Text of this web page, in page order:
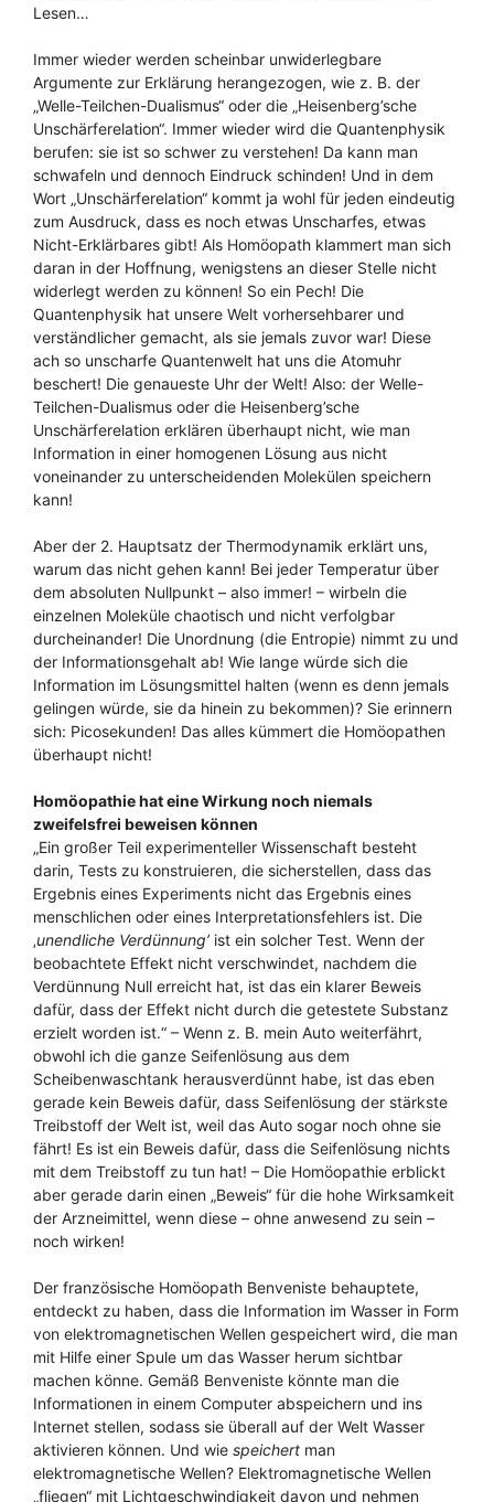
Lesen…
Immer wieder werden scheinbar unwiderlegbare
Argumente zur Erklärung herangezogen, wie z. B. der
„Welle-Teilchen-Dualismus“ oder die „Heisenberg’sche
Unschärferelation“. Immer wieder wird die Quantenphysik
berufen: sie ist so schwer zu verstehen! Da kann man
schwafeln und dennoch Eindruck schinden! Und in dem
Wort „Unschärferelation“ kommt ja wohl für jeden eindeutig
zum Ausdruck, dass es noch etwas Unscharfes, etwas
Nicht-Erklärbares gibt! Als Homöopath klammert man sich
daran in der Hoffnung, wenigstens an dieser Stelle nicht
widerlegt werden zu können! So ein Pech! Die
Quantenphysik hat unsere Welt vorhersehbarer und
verständlicher gemacht, als sie jemals zuvor war! Diese
ach so unscharfe Quantenwelt hat uns die Atomuhr
beschert! Die genaueste Uhr der Welt! Also: der Welle-
Teilchen-Dualismus oder die Heisenberg’sche
Unschärferelation erklären überhaupt nicht, wie man
Information in einer homogenen Lösung aus nicht
voneinander zu unterscheidenden Molekülen speichern
kann!
Aber der 2. Hauptsatz der Thermodynamik erklärt uns,
warum das nicht gehen kann! Bei jeder Temperatur über
dem absoluten Nullpunkt – also immer! – wirbeln die
einzelnen Moleküle chaotisch und nicht verfolgbar
durcheinander! Die Unordnung (die Entropie) nimmt zu und
der Informationsgehalt ab! Wie lange würde sich die
Information im Lösungsmittel halten (wenn es denn jemals
gelingen würde, sie da hinein zu bekommen)? Sie erinnern
sich: Picosekunden! Das alles kümmert die Homöopathen
überhaupt nicht!
Homöopathie hat eine Wirkung noch niemals
zweifelsfrei beweisen können
„Ein großer Teil experimenteller Wissenschaft besteht
darin, Tests zu konstruieren, die sicherstellen, dass das
Ergebnis eines Experiments nicht das Ergebnis eines
menschlichen oder eines Interpretationsfehlers ist. Die
‚unendliche Verdünnung’ ist ein solcher Test. Wenn der
beobachtete Effekt nicht verschwindet, nachdem die
Verdünnung Null erreicht hat, ist das ein klarer Beweis
dafür, dass der Effekt nicht durch die getestete Substanz
erzielt worden ist.“ – Wenn z. B. mein Auto weiterfährt,
obwohl ich die ganze Seifenlösung aus dem
Scheibenwaschtank herausverdünnt habe, ist das eben
gerade kein Beweis dafür, dass Seifenlösung der stärkste
Treibstoff der Welt ist, weil das Auto sogar noch ohne sie
fährt! Es ist ein Beweis dafür, dass die Seifenlösung nichts
mit dem Treibstoff zu tun hat! – Die Homöopathie erblickt
aber gerade darin einen „Beweis“ für die hohe Wirksamkeit
der Arzneimittel, wenn diese – ohne anwesend zu sein –
noch wirken!
Der französische Homöopath Benveniste behauptete,
entdeckt zu haben, dass die Information im Wasser in Form
von elektromagnetischen Wellen gespeichert wird, die man
mit Hilfe einer Spule um das Wasser herum sichtbar
machen könne. Gemäß Benveniste könnte man die
Informationen in einem Computer abspeichern und ins
Internet stellen, sodass sie überall auf der Welt Wasser
aktivieren können. Und wie speichert man
elektromagnetische Wellen? Elektromagnetische Wellen
„fliegen“ mit Lichtgeschwindigkeit davon und nehmen